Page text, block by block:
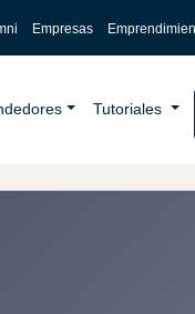
Empresas
Tutoriales